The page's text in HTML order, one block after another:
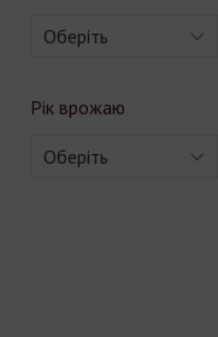
Оберіть
Рік врожаю
Оберіть